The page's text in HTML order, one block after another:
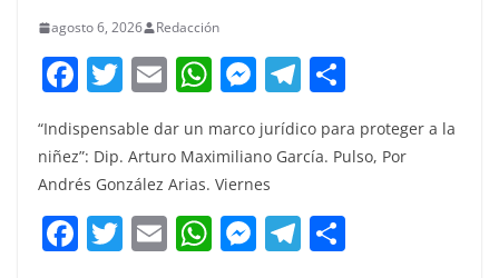
agosto 6, 2026 Redacción
F
c
e
b
o
T
w
itt
er
E
ai
l
W
at
s
A
p
M
e
ss
e
n
g
T
e
a
m
m
“Indispensable dar un marco jurídico para proteger a la
niñez”: Dip. Arturo Maximiliano García. Pulso, Por
Andrés González Arias. Viernes
F T E W M T